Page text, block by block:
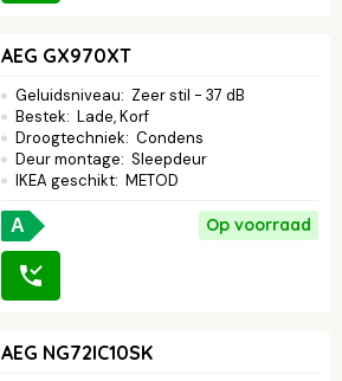
AEG GX970XT
Geluidsniveau: Zeer stil - 37 dB
Bestek: Lade, Korf
Droogtechniek: Condens
Deur montage: Sleepdeur
IKEA geschikt: METOD
A Op voorraad
AEG NG72IC10SK